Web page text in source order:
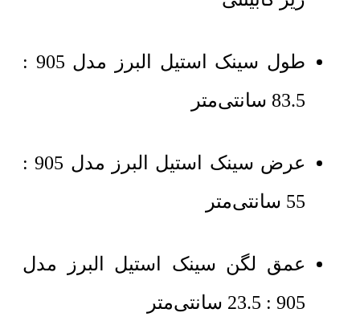
طول سینک استیل البرز مدل 905 :
83.5 سانتی‌متر
عرض سینک استیل البرز مدل 905 :
55 سانتی‌متر
عمق لگن سینک استیل البرز مدل
905 : 23.5 سانتی‌متر